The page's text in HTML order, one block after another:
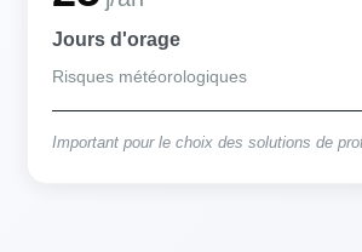
Jours d'orage
Risques météorologiques
Important pour le choix des solutions de